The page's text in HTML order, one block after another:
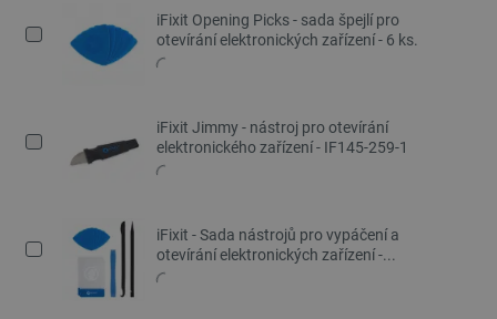
iFixit Opening Picks - sada špejlí pro
otevírání elektronických zařízení - 6 ks.
iFixit Jimmy - nástroj pro otevírání
elektronického zařízení - IF145-259-1
iFixit - Sada nástrojů pro vypáčení a
otevírání elektronických zařízení -...